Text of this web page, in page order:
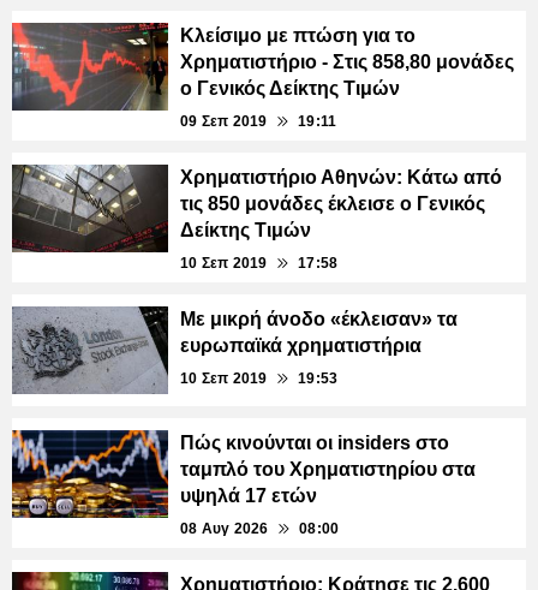
Κλείσιμο με πτώση για το
Χρηματιστήριο - Στις 858,80 μονάδες
ο Γενικός Δείκτης Τιμών
09 Σεπ 2019 19:11
Χρηματιστήριο Αθηνών: Κάτω από
τις 850 μονάδες έκλεισε ο Γενικός
Δείκτης Τιμών
10 Σεπ 2019 17:58
Με μικρή άνοδο «έκλεισαν» τα
ευρωπαϊκά χρηματιστήρια
10 Σεπ 2019 19:53
Πώς κινούνται οι insiders στο
ταμπλό του Χρηματιστηρίου στα
υψηλά 17 ετών
08 Αυγ 2026 08:00
Χρηματιστήριο: Κράτησε τις 2.600